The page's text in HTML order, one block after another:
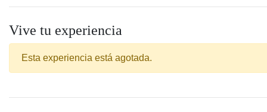
Vive tu experiencia
Esta experiencia está agotada.